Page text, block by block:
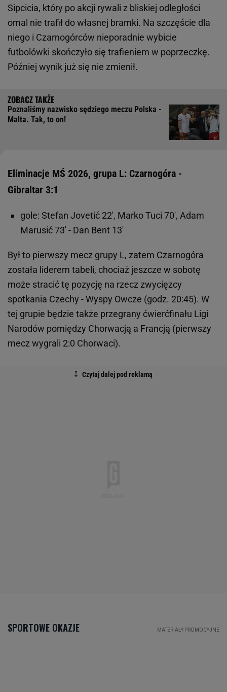
Sipcicia, który po akcji rywali z bliskiej odległości
omal nie trafił do własnej bramki. Na szczęście dla
niego i Czarnogórców nieporadnie wybicie
futbolówki skończyło się trafieniem w poprzeczkę.
Później wynik już się nie zmienił.
Poznaliśmy nazwisko sędziego meczu Polska -
Malta. Tak, to on!
Eliminacje MŚ 2026, grupa L: Czarnogóra -
Gibraltar 3:1
gole: Stefan Jovetić 22', Marko Tuci 70', Adam
Marusić 73' - Dan Bent 13'
Był to pierwszy mecz grupy L, zatem Czarnogóra
została liderem tabeli, chociaż jeszcze w sobotę
może stracić tę pozycję na rzecz zwycięzcy
spotkania Czechy - Wyspy Owcze (godz. 20:45). W
tej grupie będzie także przegrany ćwierćfinału Ligi
Narodów pomiędzy Chorwacją a Francją (pierwszy
mecz wygrali 2:0 Chorwaci).